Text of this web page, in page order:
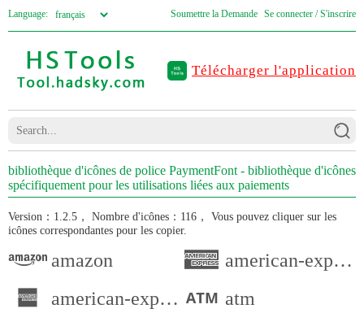
Language: Soumettre la Demande Se connecter / S'inscrire
Télécharger l'application
bibliothèque d'icônes de police PaymentFont - bibliothèque d'icônes
spécifiquement pour les utilisations liées aux paiements
Version：1.2.5， Nombre d'icônes：116，
Vous pouvez cliquer sur les
icônes correspondantes pour les copier.
amazon
american-express
american-express-alt
atm